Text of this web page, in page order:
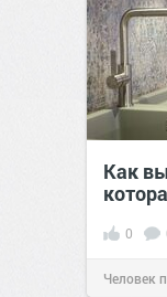
Как
0
Человек